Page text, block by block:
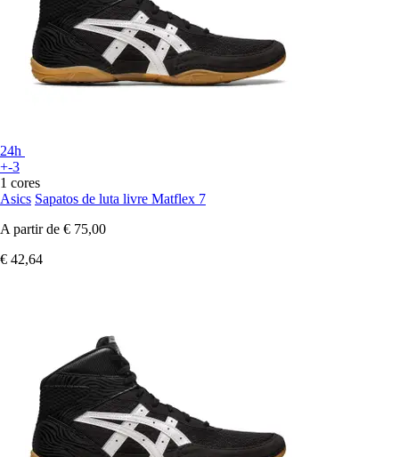
24h
+-3
1 cores
Asics Sapatos de luta livre Matflex 7
A partir de € 75,00
€ 42,64